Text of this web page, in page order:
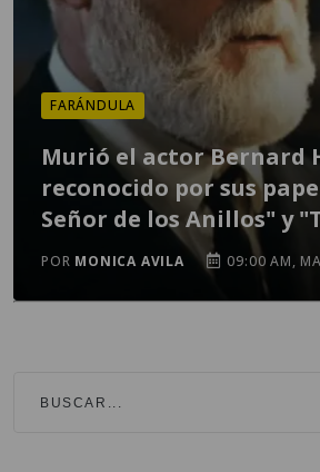
FARÁNDULA
Murió el actor Bernard
reconocido por sus
Señor de los Anillos" y
POR MONICA AVILA 09:00 AM,